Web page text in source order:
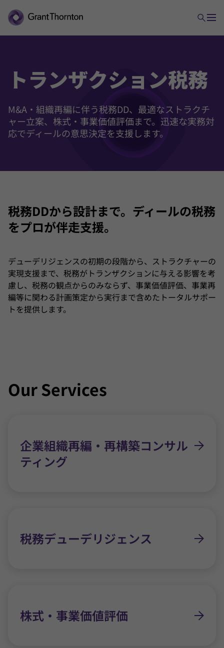
ビジネス税務
プライベート税務
トランザクション税務
M&A・組織再編に伴う税務DD、最適なストラクチ
ャー立案、株式・事業価値評価まで。迅速な実務対
応でディールの意思決定を支援します。
税務DDから設計まで。ディールの税務
をプロが伴走支援。
デューデリジェンスの初期の段階から、ストラクチャーの
実現支援まで、税務がトランザクションに与える影響を考
慮し、税務の観点からのみならず、事業価値評価、事業再
編等に関わる計画策定から実行まで含めたトータルサポー
トを提供します。
Our Services
企業組織再編・再構築コンサル
ティング
税務デューデリジェンス
株式・事業価値評価